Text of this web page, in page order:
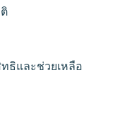
ธิและช่วยเหลือ